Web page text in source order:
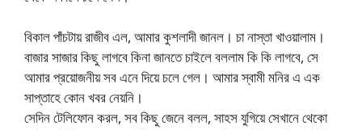
বিকাল পাঁচটায় রাজীব এল, আমার কুশলাদী জানল। চা নাস্তা খাওয়ালাম।
বাজার সাজার কিছু লাগবে কিনা জানতে চাইলে বললাম কি কি লাগবে, সে
আমার প্রয়োজনীয় সব এনে দিয়ে চলে গেল। আমার স্বামী মনির এ এক
সাপ্তাহে কোন খবর নেয়নি।
সেদিন টেলিফোন করল, সব কিছু জেনে বলল, সাহস যুগিয়ে সেখানে থেকো